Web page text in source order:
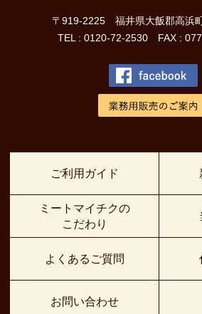
〒919-2225 福井県大飯郡高浜
TEL : 0120-72-2530 FAX :
ご利用ガイド
ミートマイチクの
こだわり
よくあるご質問
お問い合わせ